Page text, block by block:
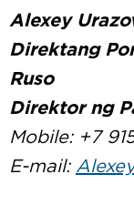
Alexey
Direktang
Ruso
Direktor ng
Mobile: +7
E-mail: